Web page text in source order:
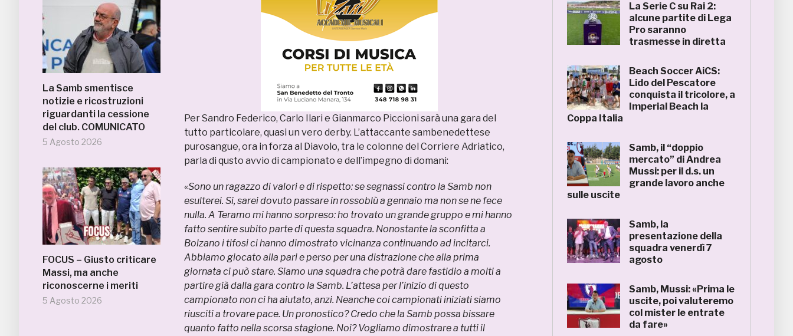
La Samb smentisce
notizie e ricostruzioni
riguardanti la cessione
del club. COMUNICATO
5 Agosto 2026
FOCUS – Giusto criticare
Massi, ma anche
riconoscerne i meriti
5 Agosto 2026
Per Sandro Federico, Carlo Ilari e Gianmarco Piccioni sarà una gara del
tutto particolare, quasi un vero derby. L’attaccante sambenedettese
purosangue, ora in forza al Diavolo, tra le colonne del Corriere Adriatico,
parla di qusto avvio di campionato e dell’impegno di domani:
«Sono un ragazzo di valori e di rispetto: se segnassi contro la Samb non
esulterei. Si, sarei dovuto passare in rossoblù a gennaio ma non se ne fece
nulla. A Teramo mi hanno sorpreso: ho trovato un grande gruppo e mi hanno
fatto sentire subito parte di questa squadra. Nonostante la sconfitta a
Bolzano i tifosi ci hanno dimostrato vicinanza continuando ad incitarci.
Abbiamo giocato alla pari e perso per una distrazione che alla prima
giornata ci può stare. Siamo una squadra che potrà dare fastidio a molti a
partire già dalla gara contro la Samb. L’attesa per l’inizio di questo
campionato non ci ha aiutato, anzi. Neanche coi campionati iniziati siamo
riusciti a trovare pace. Un pronostico? Credo che la Samb possa bissare
quanto fatto nella scorsa stagione. Noi? Vogliamo dimostrare a tutti il
La Serie C su Rai 2:
alcune partite di Lega
Pro saranno
trasmesse in diretta
Beach Soccer AiCS:
Lido del Pescatore
conquista il tricolore, a
Imperial Beach la
Coppa Italia
Samb, il “doppio
mercato” di Andrea
Mussi: per il d.s. un
grande lavoro anche
sulle uscite
Samb, la
presentazione della
squadra venerdì 7
agosto
Samb, Mussi: «Prima le
uscite, poi valuteremo
col mister le entrate
da fare»